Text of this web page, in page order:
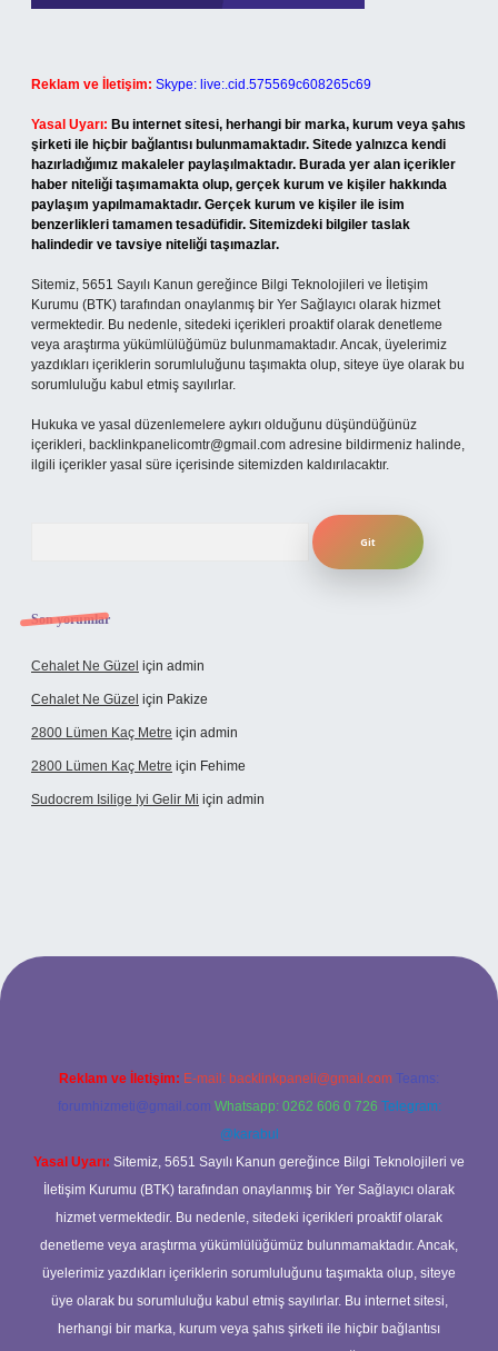
Reklam ve İletişim: Skype: live:.cid.575569c608265c69
Yasal Uyarı: Bu internet sitesi, herhangi bir marka, kurum veya şahıs
şirketi ile hiçbir bağlantısı bulunmamaktadır. Sitede yalnızca kendi
hazırladığımız makaleler paylaşılmaktadır. Burada yer alan içerikler
haber niteliği taşımamakta olup, gerçek kurum ve kişiler hakkında
paylaşım yapılmamaktadır. Gerçek kurum ve kişiler ile isim
benzerlikleri tamamen tesadüfidir. Sitemizdeki bilgiler taslak
halindedir ve tavsiye niteliği taşımazlar.
Sitemiz, 5651 Sayılı Kanun gereğince Bilgi Teknolojileri ve İletişim
Kurumu (BTK) tarafından onaylanmış bir Yer Sağlayıcı olarak hizmet
vermektedir. Bu nedenle, sitedeki içerikleri proaktif olarak denetleme
veya araştırma yükümlülüğümüz bulunmamaktadır. Ancak, üyelerimiz
yazdıkları içeriklerin sorumluluğunu taşımakta olup, siteye üye olarak bu
sorumluluğu kabul etmiş sayılırlar.
Hukuka ve yasal düzenlemelere aykırı olduğunu düşündüğünüz
içerikleri, backlinkpanelicomtr@gmail.com adresine bildirmeniz halinde,
ilgili içerikler yasal süre içerisinde sitemizden kaldırılacaktır.
Son yorumlar
Cehalet Ne Güzel için admin
Cehalet Ne Güzel için Pakize
2800 Lümen Kaç Metre için admin
2800 Lümen Kaç Metre için Fehime
Sudocrem Isilige Iyi Gelir Mi için admin
bet giriş
Reklam ve İletişim: E-mail: backlinkpaneli@gmail.com Teams:
forumhizmeti@gmail.com Whatsapp: 0262 606 0 726 Telegram:
@karabul
Yasal Uyarı: Sitemiz, 5651 Sayılı Kanun gereğince Bilgi Teknolojileri ve
İletişim Kurumu (BTK) tarafından onaylanmış bir Yer Sağlayıcı olarak
hizmet vermektedir. Bu nedenle, sitedeki içerikleri proaktif olarak
denetleme veya araştırma yükümlülüğümüz bulunmamaktadır. Ancak,
üyelerimiz yazdıkları içeriklerin sorumluluğunu taşımakta olup, siteye
üye olarak bu sorumluluğu kabul etmiş sayılırlar. Bu internet sitesi,
herhangi bir marka, kurum veya şahıs şirketi ile hiçbir bağlantısı